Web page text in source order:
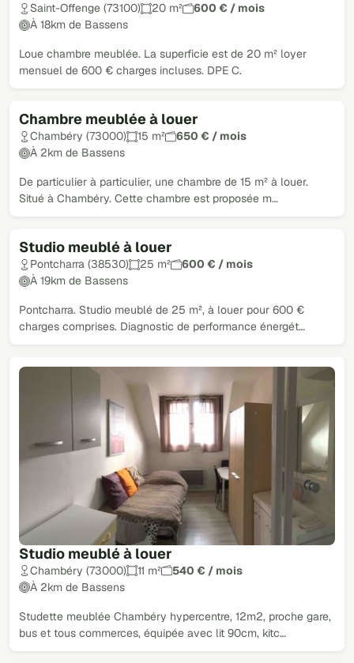
Saint-Offenge (73100) 20 m²
600 € / mois
À 18km de Bassens
Loue chambre meublée. La superficie est de 20 m² loyer
mensuel de 600 € charges incluses. DPE C.
Chambre meublée à louer
Chambéry (73000) 15 m²
650 € / mois
À 2km de Bassens
De particulier à particulier, une chambre de 15 m² à louer.
Situé à Chambéry. Cette chambre est proposée m…
Studio meublé à louer
Pontcharra (38530) 25 m²
600 € / mois
À 19km de Bassens
Pontcharra. Studio meublé de 25 m², à louer pour 600 €
charges comprises. Diagnostic de performance énergét…
Studio meublé à louer
Chambéry (73000) 11 m²
540 € / mois
À 2km de Bassens
Studette meublée Chambéry hypercentre, 12m2, proche gare,
bus et tous commerces, équipée avec lit 90cm, kitc…